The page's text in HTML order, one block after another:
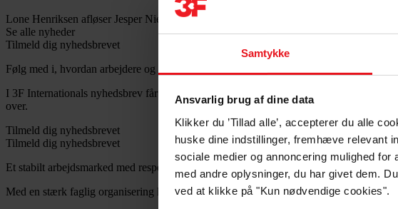
Samtykke
Ansvarlig brug af dine data
Klikker du ’Tillad alle’, accepterer du alle
huske dine indstillinger, fremhæve relevant
sociale medier og annoncering mulighed
med andre oplysninger, du har givet dem.
ved at klikke på "Kun nødvendige cookies".
Lone Henriksen afløser Jesper Nielsen som chef for 3F’s internationale indsats
Se alle nyheder
Tilmeld dig nyhedsbrevet
Følg med i, hvordan arbejdere og fagforeninger rundt om i verden klarer sig – og hvad
I 3F Internationals nyhedsbrev får du historier fra virkeligheden. Om rettigheder, der
over.
Tilmeld dig nyhedsbrevet
Tilmeld dig nyhedsbrevet
Et stabilt arbejdsmarked med respekt for arbejdstagerrettigheder og et godt socialt
Med en stærk faglig organisering kan fagforeningerne bidrage til demokratiske